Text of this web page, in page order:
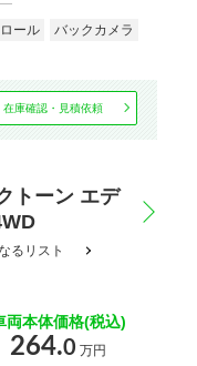
ール
バックカメラ
在庫確認・見積依頼
トーン エデ
るリスト
両本体価格(税込)
264.0 万円